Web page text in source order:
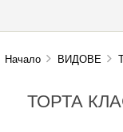
Начало ВИДОВЕ
ТОРТА